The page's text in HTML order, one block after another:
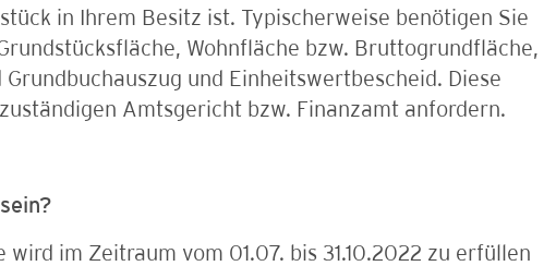
in Ihrem Besitz ist. Typischerweise benötigen Sie
Wohnfläche bzw. Bruttogrundfläche,
und Einheitswertbescheid. Diese
Amtsgericht bzw. Finanzamt anfordern.
wird im Zeitraum vom 01.07. bis 31.10.2022 zu erfüllen